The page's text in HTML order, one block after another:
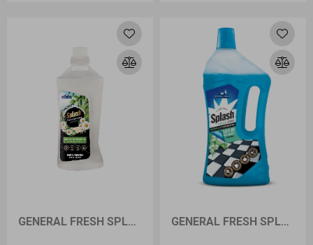
GENERAL FRESH SPLASH Płyn uniwersalny o zapachu mydła marsylskiego 1L GENERAL FRESH SPLASH Płyn uniwersalny o zapachu konwalii 1L